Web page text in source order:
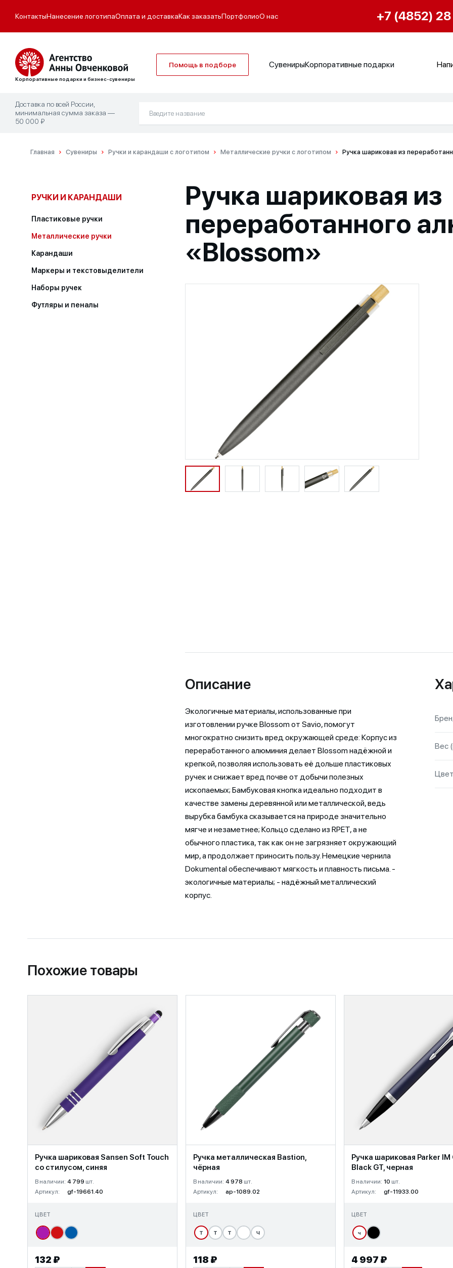
КонтактыНанесение логотипаОплата и доставкаКак заказатьПортфолиоО нас +7 (4852)
Корпоративные подарки и бизнес-сувениры
Помощь в подборе СувенирыКорпоративные подарки
Доставка по всей России,
минимальная сумма заказа —
50 000 ₽
Главная Сувениры Ручки и карандаши с логотипом Металлические ручки с логотипом Ручка шариковая из
РУЧКИ И КАРАНДАШИ
Пластиковые ручки
Металлические ручки
Карандаши
Маркеры и текстовыделители
Наборы ручек
Футляры и пеналы
Ручка шариковая из
переработанного
«Blossom»
Описание
Экологичные материалы, использованные при
изготовлении ручке Blossom от Savio, помогут
многократно снизить вред окружающей среде: Корпус из
переработанного алюминия делает Blossom надёжной и
крепкой, позволяя использовать её дольше пластиковых
ручек и снижает вред почве от добычи полезных
ископаемых; Бамбуковая кнопка идеально подходит в
качестве замены деревянной или металлической, ведь
вырубка бамбука сказывается на природе значительно
мягче и незаметнее; Кольцо сделано из RPET, а не
обычного пластика, так как он не загрязняет окружающий
мир, а продолжает приносить пользу. Немецкие чернила
Dokumental обеспечивают мягкость и плавность письма. -
экологичные материалы; - надёжный металлический
корпус.
Вес
Похожие товары
Ручка шариковая Sansen Soft Touch
со стилусом, синяя
В наличии: 4 799 шт.
Артикул:
gf-19661.40
ЦВЕТ
132 ₽
Ручка металлическая Bastion,
чёрная
В наличии: 4 978 шт.
Артикул:
ap-1089.02
ЦВЕТ
Т Т Т Ч
118 ₽
Ручка шариковая Parker IM
Black GT, черная
В наличии: 10 шт.
Артикул:
gf-11933.00
ЦВЕТ
ч
4 997 ₽